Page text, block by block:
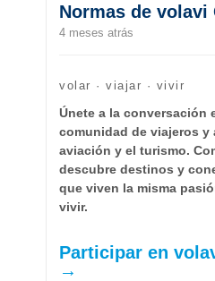
Normas de volavi
4 meses atrás
volar · viajar · vivir
Únete a la conversación
comunidad de viajeros y
aviación y el turismo.
descubre destinos y
que viven la misma
vivir.
Participar en
→